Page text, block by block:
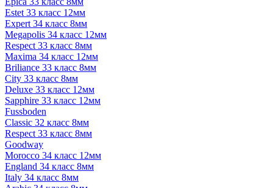
Estet 33 класс 12мм
Expert 34 класс 8мм
Megapolis 34 класс 12мм
Respect 33 класс 8мм
Maxima 34 класс 12мм
Briliance 33 класс 8мм
City 33 класс 8мм
Deluxe 33 класс 12мм
Sapphire 33 класс 12мм
Fussboden
Classic 32 класс 8мм
Respect 33 класс 8мм
Goodway
Morocco 34 класс 12мм
England 34 класс 8мм
Italy 34 класс 8мм